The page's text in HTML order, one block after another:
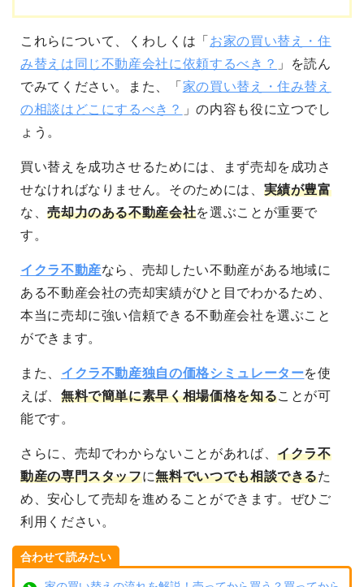
これらについて、くわしくは「 お家の買い替え・住
み替えは同じ不動産会社に依頼するべき？ 」を読ん
でみてください。また、「 家の買い替え・住み替え
の相談はどこにするべき？ 」の内容も役に立つでし
ょう。
買い替えを成功させるためには、まず売却を成功さ
せなければなりません。そのためには、 実績が豊富
な、売却力のある不動産会社を選ぶことが重要で
す。
イクラ不動産なら、売却したい不動産がある地域に
ある不動産会社の売却実績がひと目でわかるため、
本当に売却に強い信頼できる不動産会社を選ぶこと
ができます。
また、 イクラ不動産独自の価格シミュレーターを使
えば、 無料で簡単に素早く相場価格を知ることが可
能です。
さらに、売却でわからないことがあれば、イクラ不
動産の専門スタッフに無料でいつでも相談できるた
め、安心して売却を進めることができます。ぜひご
利用ください。
合わせて読みたい